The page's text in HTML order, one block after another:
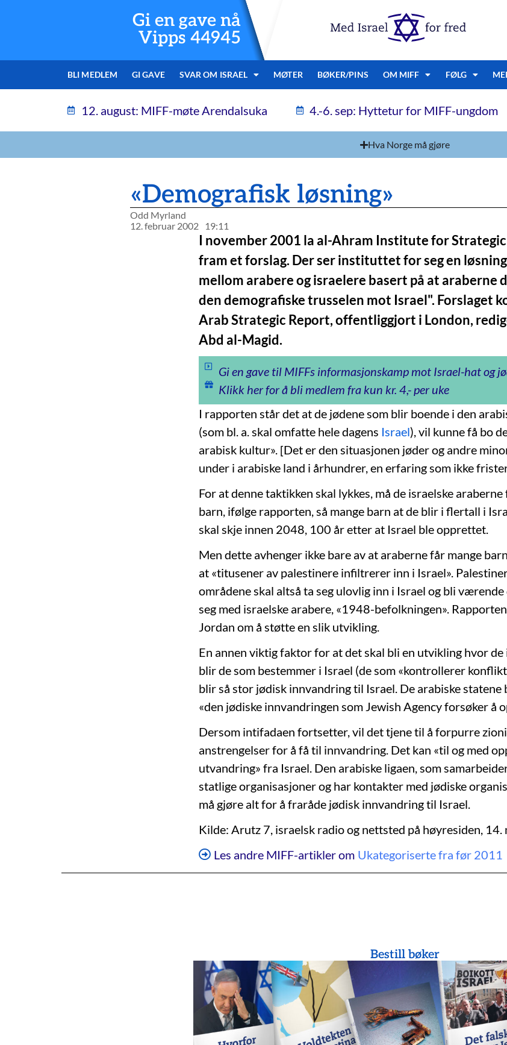
Gi en gave nå
Vipps 44945
BLI MEDLEM GI GAVE SVAR OM ISRAEL MØTER BØKER/PINS OM MIFF FØLG
12. august: MIFF-møte Arendalsuka 4.-6. sep: Hyttetur for MIFF-ungdom
Hva Norge må gjøre
«Demografisk løsning»
Odd Myrland
12. februar 2002
19:11
I november 2001 la al-Ahram Institute for
fram et forslag. Der ser instituttet for seg en
mellom arabere og israelere basert på at araberne
den demografiske trusselen mot Israel". Forslaget
Arab Strategic Report, offentliggjort i London,
Abd al-Magid.
Gi en gave til MIFFs informasjonskamp mot Israel-hat og
Klikk her for å bli medlem fra kun kr. 4,- per uke
I rapporten står det at de jødene som blir boende i den
(som bl. a. skal omfatte hele dagens Israel), vil kunne få bo
arabisk kultur». [Det er den situasjonen jøder og andre
under i arabiske land i århundrer, en erfaring som ikke
For at denne taktikken skal lykkes, må de israelske
barn, ifølge rapporten, så mange barn at de blir i flertall i
skal skje innen 2048, 100 år etter at Israel ble opprettet.
Men dette avhenger ikke bare av at araberne får mange
at «titusener av palestinere infiltrerer inn i Israel».
områdene skal altså ta seg ulovlig inn i Israel og bli værende
seg med israelske arabere, «1948-befolkningen».
Jordan om å støtte en slik utvikling.
En annen viktig faktor for at det skal bli en utvikling hvor de
blir de som bestemmer i Israel (de som «kontrollerer
blir så stor jødisk innvandring til Israel. De arabiske statene
«den jødiske innvandringen som Jewish Agency forsøker å
Dersom intifadaen fortsetter, vil det tjene til å forpurre
anstrengelser for å få til innvandring. Det kan «til og med
utvandring» fra Israel. Den arabiske ligaen, som
statlige organisasjoner og har kontakter med jødiske
må gjøre alt for å fraråde jødisk innvandring til Israel.
Kilde: Arutz 7, israelsk radio og nettsted på høyresiden,
Les andre MIFF-artikler om Ukategoriserte fra før 2011
Bestill bøker